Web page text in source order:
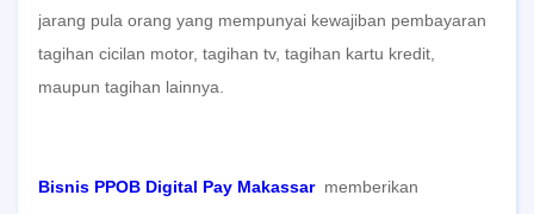
jarang pula orang yang mempunyai kewajiban pembayaran
tagihan cicilan motor, tagihan tv, tagihan kartu kredit,
maupun tagihan lainnya.
Bisnis PPOB Digital Pay Makassar memberikan